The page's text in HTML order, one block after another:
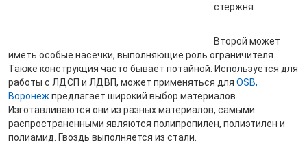
стержня.
Второй может
иметь особые насечки, выполняющие роль ограничителя.
Также конструкция часто бывает потайной. Используется для
работы с ЛДСП и ЛДВП, может применяться для OSB,
Воронежпредлагает широкий выбор материалов.
Изготавливаются они из разных материалов, самыми
распространенными являются полипропилен, полиэтилен и
полиамид. Гвоздь выполняется из стали.